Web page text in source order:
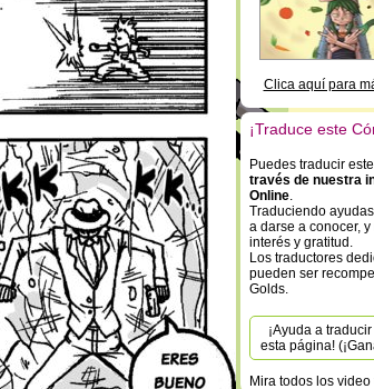
Clica aquí para
¡Traduce este
Puedes traducir
través de nuestra
Online.
Traduciendo
a darse a conocer, y
interés y gratitud.
Los traductores
pueden ser
Golds.
¡Ayuda a
esta página!
Mira todos los